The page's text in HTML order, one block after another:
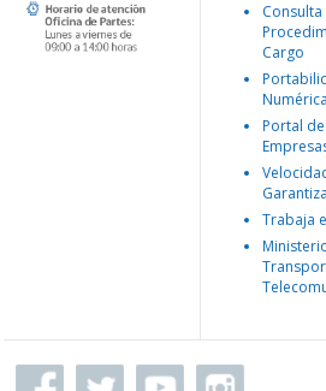
Consulta
Cargo
Portal
Trabaja